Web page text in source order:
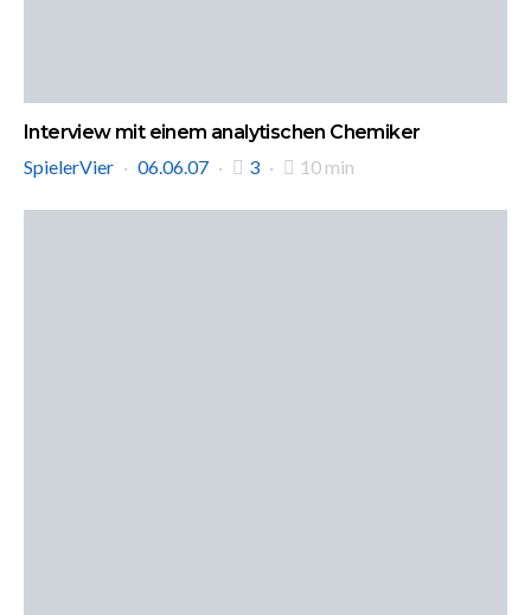
Interview mit einem analytischen Chemiker
SpielerVier
06.06.07 3 10 min